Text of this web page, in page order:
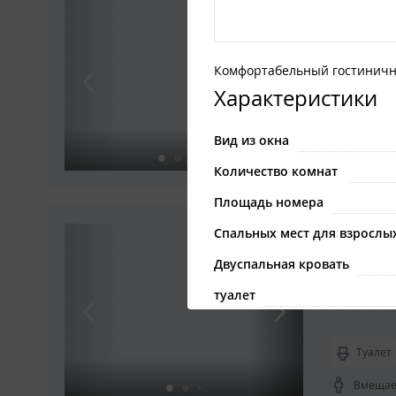
2-
Туалет
Комфортабельный
Характеристики
Вид из окна
Количество комнат
Площадь номера
Спальных мест для
Двуспальная кровать
туалет